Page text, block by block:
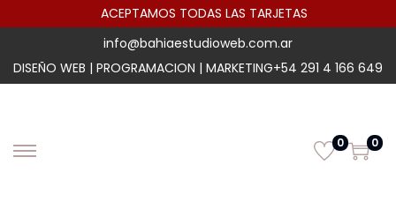
ACEPTAMOS TODAS LAS TARJETAS
info@bahiaestudioweb.com.ar
DISEÑO WEB | PROGRAMACION | MARKETING+54 291 4 166 649
0 0